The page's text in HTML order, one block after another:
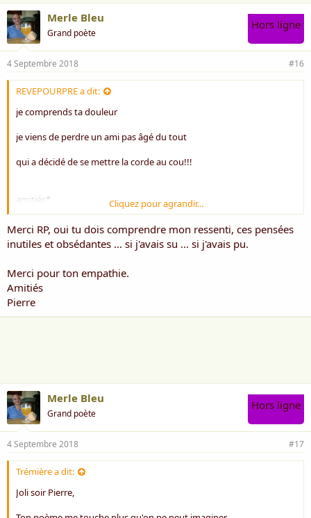
Merle Bleu
Grand poète
Hors ligne
4 Septembre 2018 #16
REVEPOURPRE a dit:
je comprends ta douleur
je viens de perdre un ami pas âgé du tout
qui a décidé de se mettre la corde au cou!!!
amitiés*
RP
Cliquez pour agrandir...
Merci RP, oui tu dois comprendre mon ressenti, ces pensées
inutiles et obsédantes ... si j'avais su ... si j'avais pu.
Merci pour ton empathie.
Amitiés
Pierre
Merle Bleu
Grand poète
Hors ligne
4 Septembre 2018 #17
Trémière a dit:
Joli soir Pierre,